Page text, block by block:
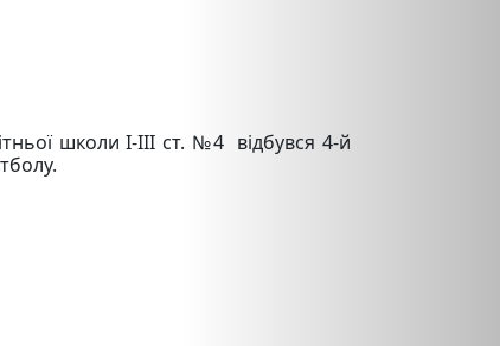
школи І-ІІІ ст. №4 відбувся 4-й